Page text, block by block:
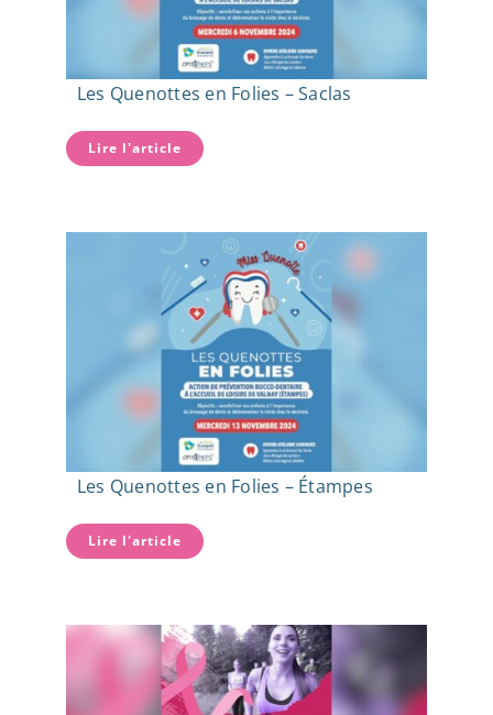
Les Quenottes en Folies – Saclas
Lire l'article
Les Quenottes en Folies – Étampes
Lire l'article